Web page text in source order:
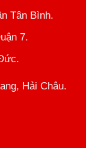
Tân Bình.
7.
Hải Châu.